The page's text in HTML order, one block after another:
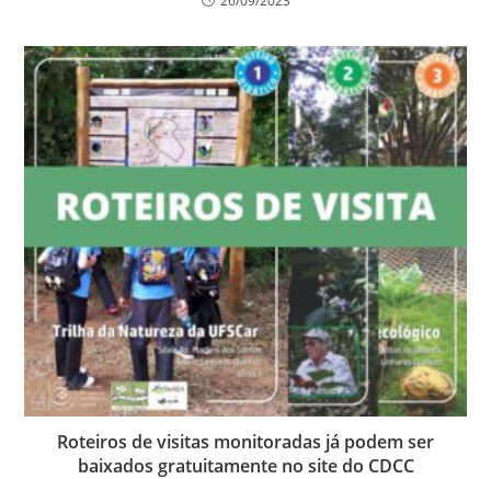
Roteiros de visitas monitoradas já podem ser
baixados gratuitamente no site do CDCC